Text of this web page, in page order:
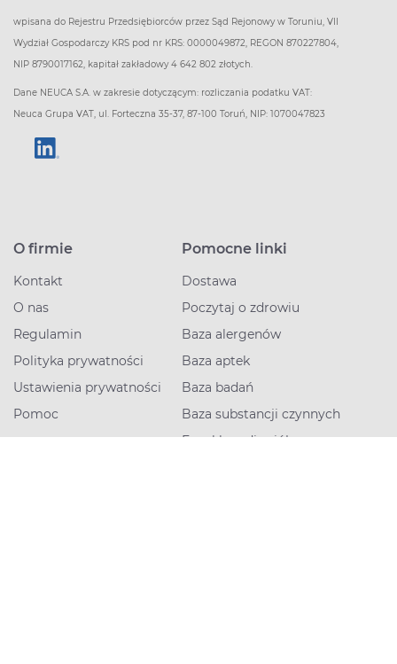
wpisana do Rejestru Przedsiębiorców przez Sąd Rejonowy w Toruniu, VII
Wydział Gospodarczy KRS pod nr KRS: 0000049872, REGON 870227804,
NIP 8790017162, kapitał zakładowy 4 642 802 złotych.
Dane NEUCA S.A. w zakresie dotyczącym: rozliczania podatku VAT:
Neuca Grupa VAT, ul. Forteczna 35-37, 87-100 Toruń, NIP: 1070047823
O firmie
Kontakt
O nas
Regulamin
Polityka prywatności
Ustawienia prywatności
Pomoc
Pomocne linki
Dostawa
Poczytaj o zdrowiu
Baza alergenów
Baza aptek
Baza badań
Baza substancji czynnych
Encyklopedia ziół